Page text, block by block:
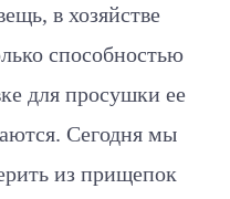
в хозяйстве
способностью
для просушки ее
Сегодня мы
из прищепок